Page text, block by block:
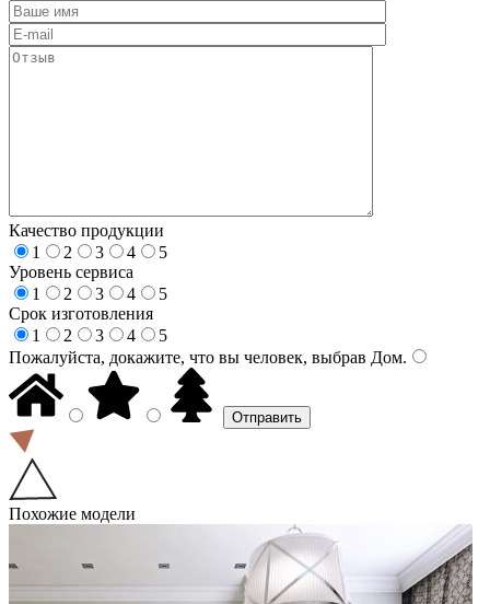
Качество продукции
1
2 3 4
5
Уровень сервиса
1
2 3 4
5
Срок изготовления
1
2 3 4
5
Пожалуйста, докажите, что вы человек, выбрав Дом.
Похожие модели